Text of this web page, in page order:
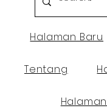
Halaman Baru
Tentang